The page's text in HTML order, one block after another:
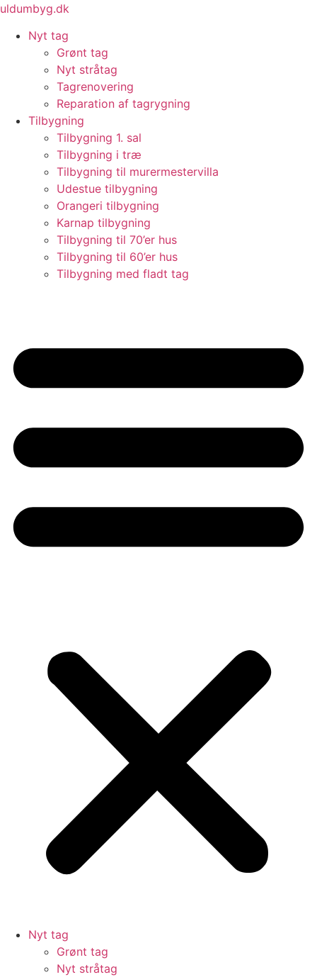
Videre
indhold
uldumbyg.dk
Nyt tag
Grønt tag
Nyt stråtag
Tagrenovering
Reparation af tagrygning
Tilbygning
Tilbygning 1. sal
Tilbygning i træ
Tilbygning til murermestervilla
Udestue tilbygning
Orangeri tilbygning
Karnap tilbygning
Tilbygning til 70’er hus
Tilbygning til 60’er hus
Tilbygning med fladt tag
Nyt tag
Grønt tag
Nyt stråtag